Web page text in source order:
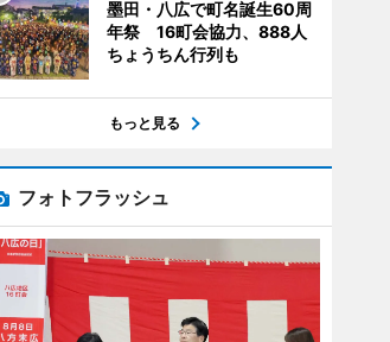
墨田・八広で町名誕生60周
年祭 16町会協力、888人
ちょうちん行列も
もっと見る
フォトフラッシュ